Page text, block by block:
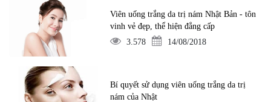
Viên uống trắng da trị nám Nhật Bản - tôn
vinh vẻ đẹp, thể hiện đẳng cấp
3.578
14/08/2018
Bí quyết sử dụng viên uống trắng da trị
nám của Nhật